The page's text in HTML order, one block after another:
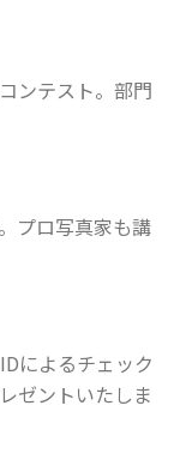
ンテスト。部門
プロ写真家も講
によるチェック
ゼントいたしま